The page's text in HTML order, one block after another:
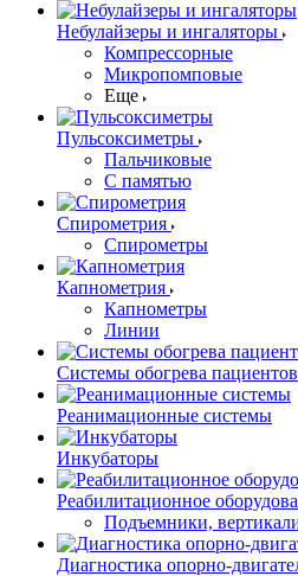
Небулайзеры и ингаляторы
Компрессорные
Микропомповые
Еще
Пульсоксиметры
Пальчиковые
С памятью
Спирометрия
Спирометры
Капнометрия
Капнометры
Линии
Системы обогрева пациентов
Реанимационные системы
Инкубаторы
Реабилитационное
Подъемники,
Диагностика опорно-